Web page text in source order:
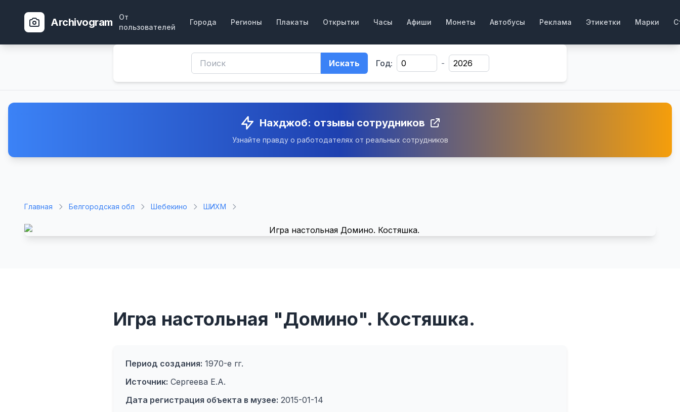
Archivogram
От
пользователей
Города Регионы Плакаты Открытки Часы Афиши Монеты Автобусы Реклама Этикетки Марки
Искать Год: -
Нахджоб: отзывы сотрудников
Узнайте правду о работодателях от реальных сотрудников
Главная Белгородская обл Шебекино ШИХМ
Игра настольная "Домино". Костяшка.
Период создания: 1970-е гг.
Источник: Сергеева Е.А.
Дата регистрация объекта в музее: 2015-01-14